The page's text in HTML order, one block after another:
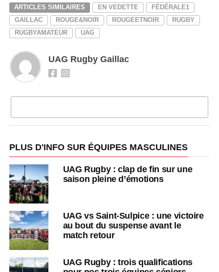
ARTICLES SIMILAIRES EN VEDETTE
FÉDÉRALE1
GAILLAC
ROUGE&NOIR ROUGEETNOIR
RUGBY
RUGBYAMATEUR
UAG
UAG Rugby Gaillac
PLUS D'INFO SUR ÉQUIPES MASCULINES
UAG Rugby : clap de fin sur une
saison pleine d’émotions
UAG vs Saint-Sulpice : une victoire
au bout du suspense avant le
match retour
UAG Rugby : trois qualifications